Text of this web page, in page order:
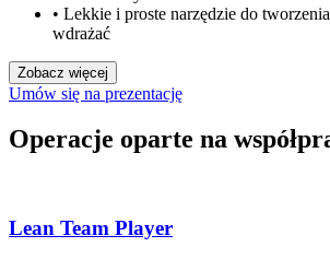
• Lekkie i proste narzędzie do
wdrażać
Zobacz więcej
Umów się na prezentację
Operacje oparte na
Lean Team Player